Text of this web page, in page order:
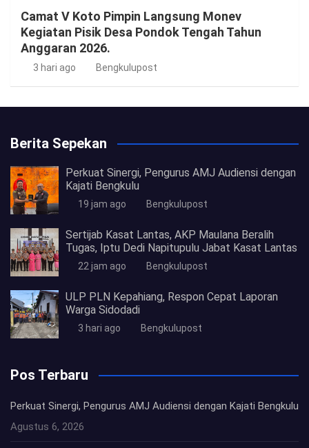
Camat V Koto Pimpin Langsung Monev
Kegiatan Pisik Desa Pondok Tengah Tahun
Anggaran 2026.
3 hari ago Bengkulupost
Berita Sepekan
Perkuat Sinergi, Pengurus AMJ Audiensi dengan
Kajati Bengkulu
19 jam ago Bengkulupost
Sertijab Kasat Lantas, AKP Maulana Beralih
Tugas, Iptu Dedi Napitupulu Jabat Kasat Lantas
22 jam ago Bengkulupost
ULP PLN Kepahiang, Respon Cepat Laporan
Warga Sidodadi
3 hari ago Bengkulupost
Pos Terbaru
Perkuat Sinergi, Pengurus AMJ Audiensi dengan Kajati Bengkulu
Agustus 6, 2026